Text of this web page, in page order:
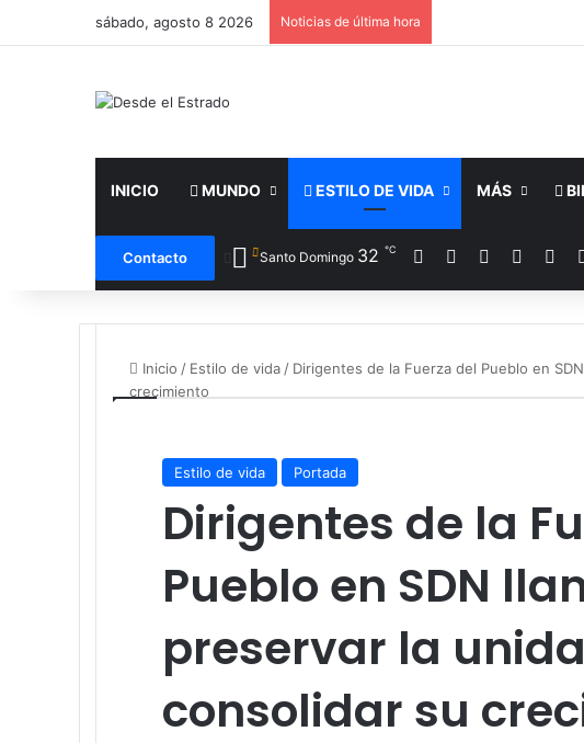
sábado, agosto 8 2026 Noticias de última hora
INICIO MUNDO ESTILO DE VIDA MÁS
Contacto Santo Domingo 32 ℃ Facebook YouTube
Inicio / Estilo de vida / Dirigentes de la Fuerza del Pueblo en
crecimiento
Estilo de vida Portada
Dirigentes de la
Pueblo en SDN
preservar la
consolidar su